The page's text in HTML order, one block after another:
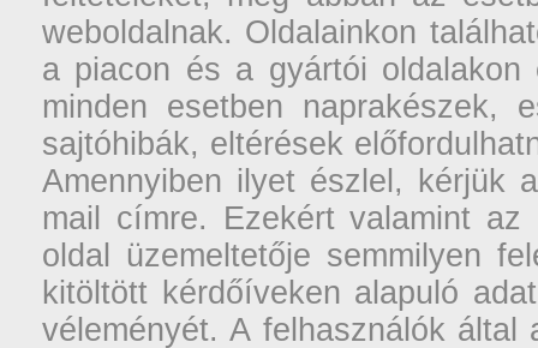
weboldalnak. Oldalainkon
a piacon és a gyártói oldalakon
minden esetben naprakészek,
sajtóhibák, eltérések
Amennyiben ilyet észlel, kérjük
mail címre. Ezekért valamint
oldal üzemeltetője semmilyen
kitöltött kérdőíveken alapuló
véleményét. A felhasználók